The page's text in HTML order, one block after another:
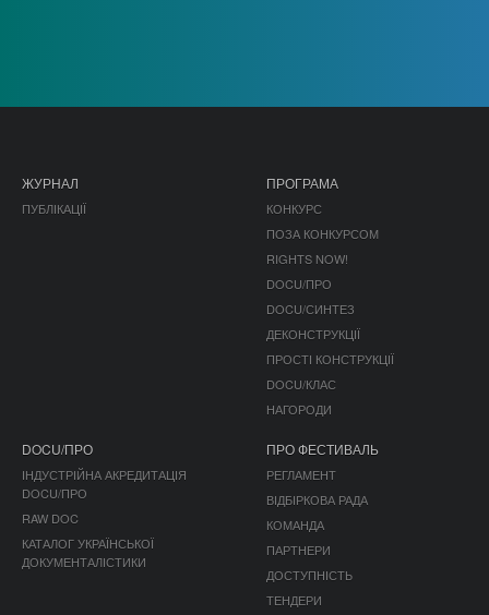
ЖУРНАЛ
ПУБЛІКАЦІЇ
ПРОГРАМА
КОНКУРС
ПОЗА КОНКУРСОМ
RIGHTS NOW!
DOCU/ПРО
DOCU/СИНТЕЗ
ДЕКОНСТРУКЦІЇ
ПРОСТІ КОНСТРУКЦІЇ
DOCU/КЛАС
НАГОРОДИ
DOCU/ПРО
ІНДУСТРІЙНА АКРЕДИТАЦІЯ
DOCU/ПРО
RAW DOC
КАТАЛОГ УКРАЇНСЬКОЇ
ДОКУМЕНТАЛІСТИКИ
ПРО ФЕСТИВАЛЬ
РЕГЛАМЕНТ
ВІДБІРКОВА РАДА
КОМАНДА
ПАРТНЕРИ
ДОСТУПНІСТЬ
ТЕНДЕРИ